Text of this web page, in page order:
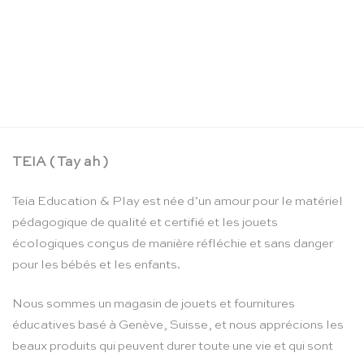
TEIA ( Tay ah )
Teia Education & Play est née d’un amour pour le matériel
pédagogique de qualité et certifié et les jouets
écologiques conçus de manière réfléchie et sans danger
pour les bébés et les enfants.
Nous sommes un magasin de jouets et fournitures
éducatives basé à Genève, Suisse, et nous apprécions les
beaux produits qui peuvent durer toute une vie et qui sont